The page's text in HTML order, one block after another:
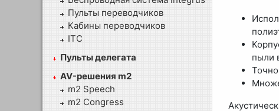
Пульты переводчиков
Кабины переводчиков
ITC
Пульты делегата
AV-решения m2
m2 Speech
m2 Congress
пыли